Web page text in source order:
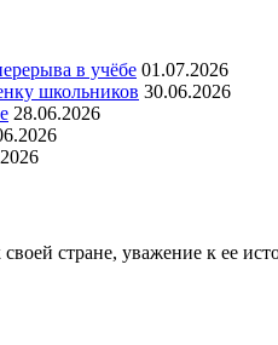
в учёбе 01.07.2026
школьников 30.06.2026
28.06.2026
стране, уважение к ее